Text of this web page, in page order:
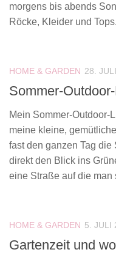
morgens bis abends
Röcke, Kleider und
HOME & GARDEN 28.
Sommer-
Mein Sommer-Outdoor-
meine kleine,
fast den ganzen Tag die
direkt den Blick ins
eine Straße auf die man
HOME & GARDEN 5. JULI
Gartenzeit und